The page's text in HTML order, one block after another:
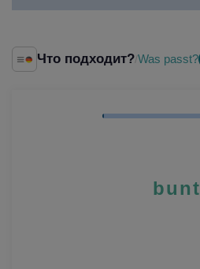
Что подходит?/Was passt?
bunt